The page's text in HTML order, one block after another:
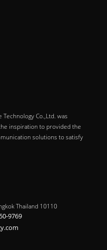
Co.,Ltd. was
inspiration to provided the
solutions to satisfy
Thailand 10110
9769